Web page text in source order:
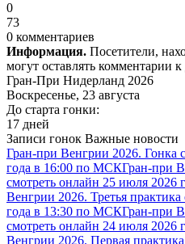
0
73
0 комментариев
Информация. Посетители,
могут оставлять комментарии
Гран-При Нидерланд 2026
Воскресенье, 23 августа
До старта гонки:
17 дней
Записи гонок Важные новости
Гран-при Венгрии 2026. Гонка
года в 16:00 по МСКГран-при
смотреть онлайн 25 июля
Венгрии 2026. Третья
года в 13:30 по МСКГран-при
смотреть онлайн 24 июля
Венгрии 2026. Первая